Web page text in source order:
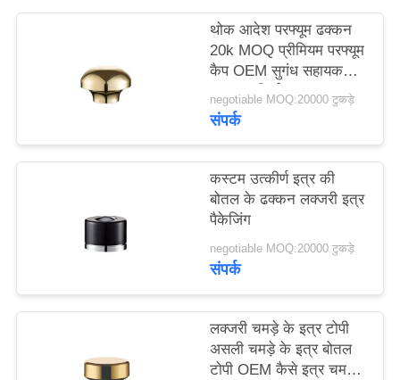
मामले
अनुरोध
PRIVACY
थोक आदेश परफ्यूम ढक्कन
20k MOQ प्रीमियम परफ्यूम
कैप OEM सुगंध सहायक
उपकरण निर्माता
negotiable MOQ:20000 टुकड़े
संपर्क
कस्टम उत्कीर्ण इत्र की
बोतल के ढक्कन लक्जरी इत्र
पैकेजिंग
negotiable MOQ:20000 टुकड़े
संपर्क
लक्जरी चमड़े के इत्र टोपी
असली चमड़े के इत्र बोतल
टोपी OEM कैसे इत्र चमड़े